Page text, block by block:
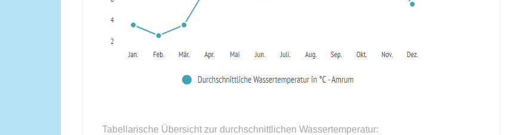
Tabellarische Übersicht zur durchschnittlichen Wassertemperatur: